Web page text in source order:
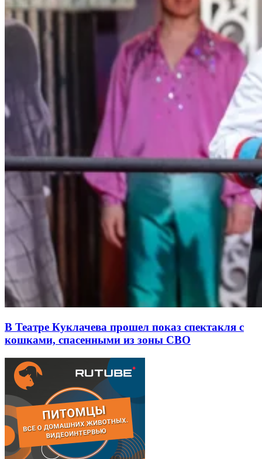
В Театре Куклачева прошел показ спектакля с
кошками, спасенными из зоны СВО